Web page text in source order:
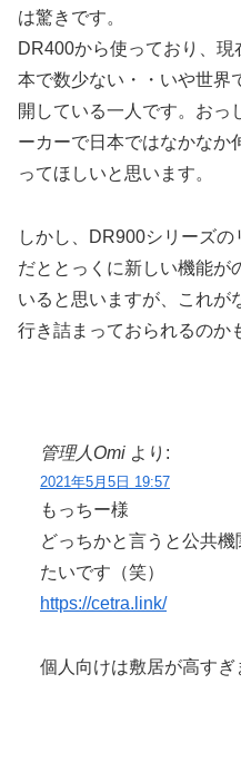
は驚きです。
DR400から使っており、
本で数少ない・・いや世界
開している一人です。おっ
ーカーで日本ではなかなか
ってほしいと思います。
しかし、DR900シリーズ
だととっくに新しい機能が
いると思いますが、これが
行き詰まっておられるのか
管理人Omi より:
2021年5月5日 19:57
もっちー様
どっちかと言うと公共
たいです（笑）
https://cetra.link/
個人向けは敷居が高すぎ